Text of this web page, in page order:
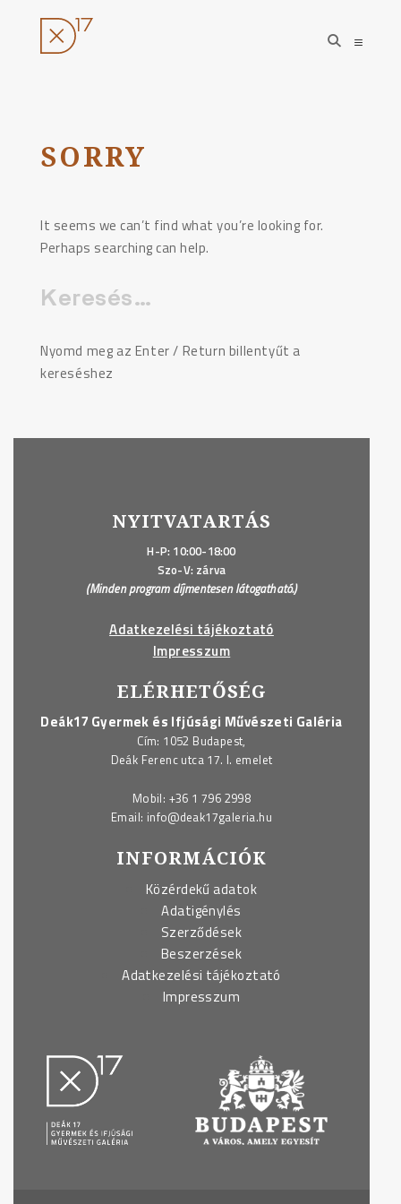
tartalomhoz
open
search
open
SORRY
It seems we can’t find what you’re looking for.
Perhaps searching can help.
Keresés:
Nyomd meg az Enter / Return billentyűt a
kereséshez
NYITVATARTÁS
H-P: 10:00-18:00
Szo-V: zárva
(Minden program díjmentesen látogatható.)
Adatkezelési tájékoztató
Impresszum
ELÉRHETŐSÉG
Deák17 Gyermek és Ifjúsági Művészeti Galéria
Cím: 1052 Budapest,
Deák Ferenc utca 17. I. emelet
Mobil: +36 1 796 2998
Email: info@deak17galeria.hu
INFORMÁCIÓK
Közérdekű adatok
Adatigénylés
Szerződések
Beszerzések
Adatkezelési tájékoztató
Impresszum